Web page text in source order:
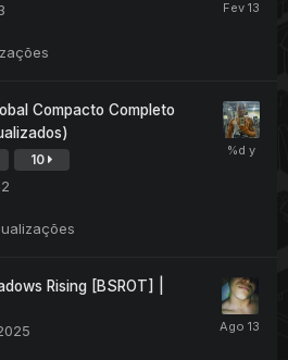
Compacto Completo
10
Rising [BSROT] |